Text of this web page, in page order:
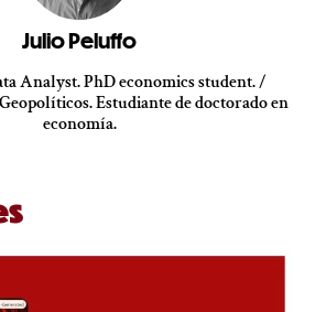
Julio Peluffo
Analyst. PhD economics student. /
Estudiante de doctorado en
economía.